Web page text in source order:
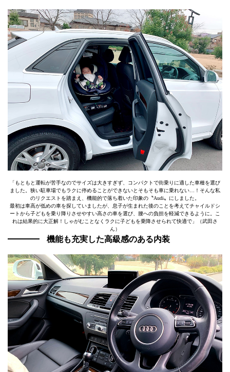
「もともと運転が苦手なのでサイズは大きすぎず、コンパクトで街乗りに適した車種を選び
ました。狭い駐車場でもラクに停めることができないとそもそも車に乗れない…！そんな私
のリクエストを踏まえ、機能的で落ち着いた印象の〝Audi〟にしました。
最初は車高が低めの車を探していましたが、息子が生まれた後のことを考えてチャイルドシ
ートから子どもを乗り降りさせやすい高さの車を選び、腰への負担を軽減できるように。こ
れは結果的に大正解！しゃがむことなくラクに子どもを乗降させられて快適で」（武田さ
ん）
機能も充実した高級感のある内装